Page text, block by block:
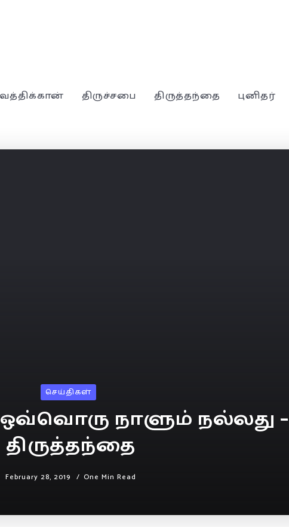
வத்திக்கான் திருச்சபை திருத்தந்தை புனிதர்
செய்திகள்
நாளும் நல்லது –
திருத்தந்தை
February 28, 2019 One Min Read